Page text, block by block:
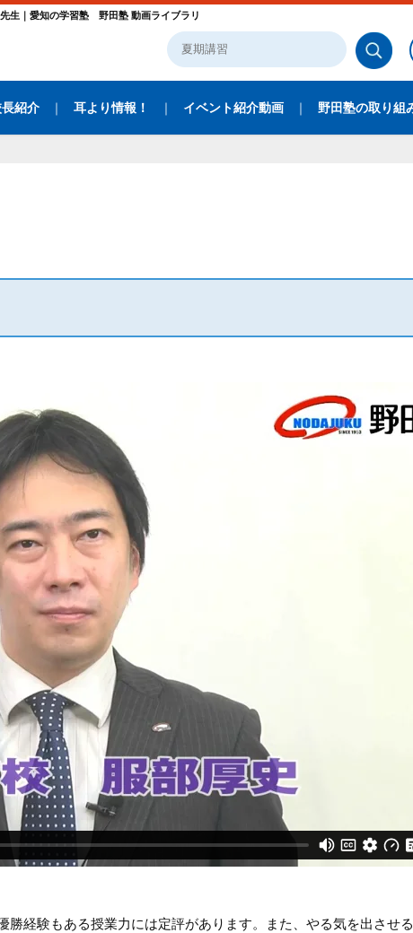
生｜愛知の学習塾 野田塾 動画ライブラリ
紹介 耳より情報！ イベント紹介動画 野田塾の取り組
経験もある授業力には定評があります。また、やる気を出させ